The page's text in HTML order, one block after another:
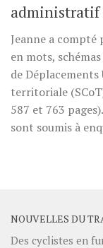
administratif
Jeanne a compté
en mots,
de Déplacements
territoriale
587 et 763
sont soumis à
NOUVELLES DU
Des cyclistes en